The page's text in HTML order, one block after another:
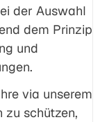
der Auswahl
dem Prinzip
und
via unserem
zu schützen,